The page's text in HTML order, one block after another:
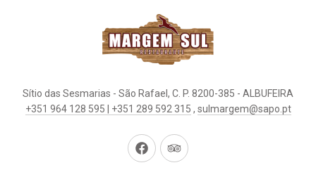
Sítio das Sesmarias - São Rafael, C. P. 8200-385 - ALBUFEIRA
+351 964 128 595 | +351 289 592 315 , sulmargem@sapo.pt
Neues Neues